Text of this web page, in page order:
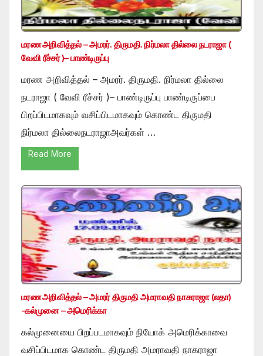
மரண அறிவித்தல் – அமரர். திருமதி. நிர்மலா தில்லை நடராஜா (
வேவி ரீச்சர் )– பாண்டிருப்பு
மரண அறிவித்தல் – அமரர். திருமதி. நிர்மலா தில்லை
நடராஜா ( வேவி ரீச்சர் )– பாண்டிருப்பு பாண்டிருப்பை
பிறப்பிடமாகவும் வசிப்பிடமாகவும் கொண்ட திருமதி
நிர்மலா தில்லைநடராஜாஅவர்கள் …
Read More
மரண அறிவித்தல் – அமரர் திருமதி அமராவதி நாகராஜா (லதா)
-கல்முனை – அமெரிக்கா
கல்முனையை பிறப்படமாகவும் நியோக் அமெரிக்காவை
வசிப்பிடமாக கொண்ட திருமதி அமராவதி நாகராஜா